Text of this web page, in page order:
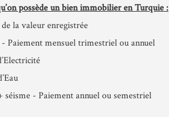
possède un bien immobilier en Turquie :
de la valeur enregistrée
Paiement mensuel trimestriel ou annuel
séisme - Paiement annuel ou semestriel